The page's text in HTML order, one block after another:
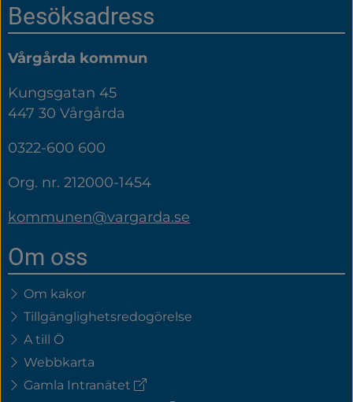
Sidfot
Besöksadress
Vårgårda kommun
Kungsgatan 45
447 30 Vårgårda
0322-600 600
Org. nr. 212000-1454
kommunen@vargarda.se
Om oss
Om kakor
Tillgänglighetsredogörelse
A till Ö
Webbkarta
Gamla Intranätet (extern